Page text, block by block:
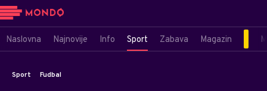
Naslovna Najnovije Info Sport Zabava Magazin
Sport Fudbal